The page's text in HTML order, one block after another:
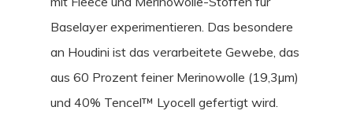
Baselayer experimentieren. Das besondere
an Houdini ist das verarbeitete Gewebe, das
aus 60 Prozent feiner Merinowolle (19,3µm)
und 40% Tencel™ Lyocell gefertigt wird.